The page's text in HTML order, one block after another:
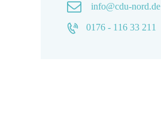
info@cdu-nord.de
0176 - 116 33 211